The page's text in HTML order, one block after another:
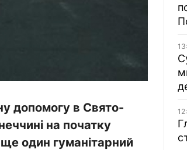
допомогу в Свято-
на початку
один гуманітарний